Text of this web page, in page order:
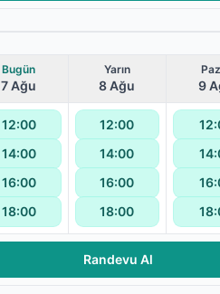
Bugün
7 Ağu
12:00
14:00
16:00
18:00
Yarın
8 Ağu
12:00
14:00
16:00
18:00
9
Randevu Al